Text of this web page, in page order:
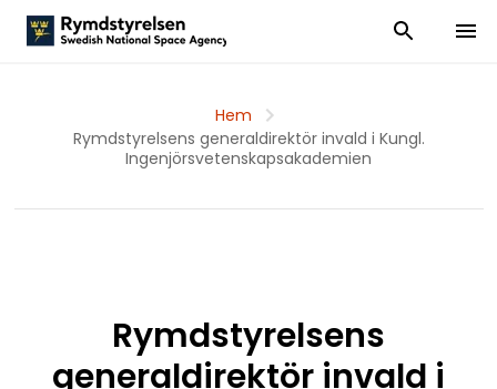
Visa och dölj
Visa
Hem
Rymdstyrelsens generaldirektör invald i Kungl.
Ingenjörsvetenskapsakademien
Rymdstyrelsens
generaldirektör invald i